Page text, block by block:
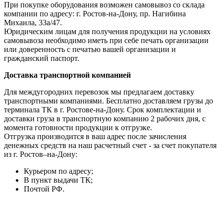
При покупке оборудования возможен самовывоз со склада
компании по адресу: г. Ростов-на-Дону, пр. Нагибина
Михаила, 33а/47.
Юридическим лицам для получения продукции на условиях
самовывоза необходимо иметь при себе печать организации
или доверенность с печатью вашей организации и
гражданский паспорт.
Доставка транспортной компанией
Для междугородних перевозок мы предлагаем доставку
транспортными компаниями. Бесплатно доставляем грузы до
терминала ТК в г. Ростове-на-Дону. Срок комплектации и
доставки груза в транспортную компанию 2 рабочих дня, с
момента готовности продукции к отгрузке.
Отгрузка производится в ваш адрес после зачисления
денежных средств на наш расчетный счет - за счет покупателя
из г. Ростов–на-Дону:
Курьером по адресу;
В пункт выдачи ТК;
Почтой РФ.